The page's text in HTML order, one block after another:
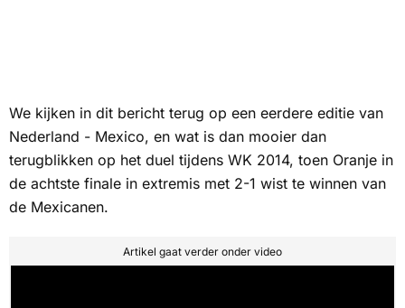
We kijken in dit bericht terug op een eerdere editie van
Nederland - Mexico, en wat is dan mooier dan
terugblikken op het duel tijdens WK 2014, toen Oranje in
de achtste finale in extremis met 2-1 wist te winnen van
de Mexicanen.
Artikel gaat verder onder video